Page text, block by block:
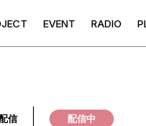
JECT EVENT RADIO P
信 配信中